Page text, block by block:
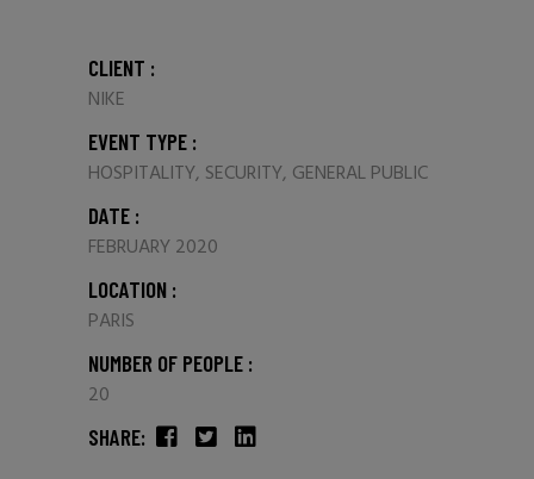
CLIENT :
NIKE
EVENT TYPE :
HOSPITALITY, SECURITY, GENERAL PUBLIC
DATE :
FEBRUARY 2020
LOCATION :
PARIS
NUMBER OF PEOPLE :
20
SHARE: